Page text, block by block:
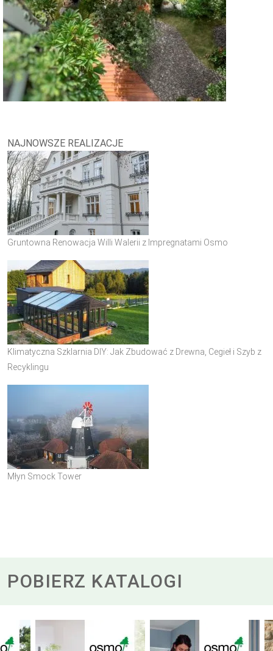
NAJNOWSZE REALIZACJE
Gruntowna Renowacja Willi Walerii z Impregnatami Osmo
Klimatyczna Szklarnia DIY: Jak Zbudować z Drewna, Cegieł i Szyb z
Recyklingu
Młyn Smock Tower
POBIERZ KATALOGI